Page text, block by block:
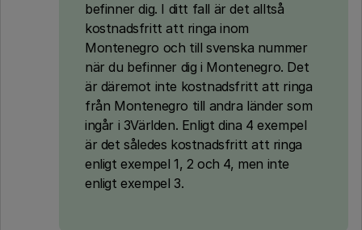
befinner dig. I ditt fall är det alltså
kostnadsfritt att ringa inom
Montenegro och till svenska nummer
när du befinner dig i Montenegro. Det
är däremot inte kostnadsfritt att ringa
från Montenegro till andra länder som
ingår i 3Världen. Enligt dina 4 exempel
är det således kostnadsfritt att ringa
enligt exempel 1, 2 och 4, men inte
enligt exempel 3.